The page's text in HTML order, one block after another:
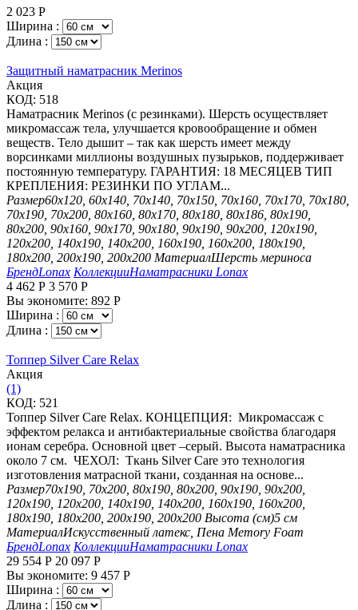
2 023 Р
Ширина :
Длина :
Защитный наматрасник Merinos
Aкция
КОД: 518
Наматрасник Merinos (с резинками). Шерсть осуществляет
микромассаж тела, улучшается кровообращение и обмен
веществ. Тело дышит – так как шерсть имеет между
ворсинками миллионы воздушных пузырьков, поддерживает
постоянную температуру. ГАРАНТИЯ: 18 МЕСЯЦЕВ ТИП
КРЕПЛЕНИЯ: РЕЗИНКИ ПО УГЛАМ...
Размер60х120, 60х140, 70х140, 70х150, 70х160, 70х170, 70х180,
70х190, 70х200, 80х160, 80х170, 80х180, 80х186, 80х190,
80х200, 90х160, 90х170, 90х180, 90х190, 90х200, 120х190,
120х200, 140х190, 140х200, 160х190, 160х200, 180х190,
180х200, 200х190, 200х200 МатериалШерсть мериноса
БрендLonax КоллекцииНаматрасники Lonax
4 462 Р 3 570 Р
Вы экономите: 892 Р
Ширина :
Длина :
Топпер Silver Care Relax
Aкция
(1)
КОД: 521
Топпер Silver Care Relax. КОНЦЕПЦИЯ: Микромассаж с
эффектом релакса и антибактериальные свойства благодаря
ионам серебра. Основной цвет –серый. Высота наматрасника
около 7 см. ЧЕХОЛ: Ткань Silver Care это технология
изготовления матрасной ткани, созданная на основе...
Размер70х190, 70х200, 80х190, 80х200, 90х190, 90х200,
120х190, 120х200, 140х190, 140х200, 160х190, 160х200,
180х190, 180х200, 200х190, 200х200 Высота (см)5 см
МатериалИскусственный латекс, Пена Memory Foam
БрендLonax КоллекцииНаматрасники Lonax
29 554 Р 20 097 Р
Вы экономите: 9 457 Р
Ширина :
Длина :